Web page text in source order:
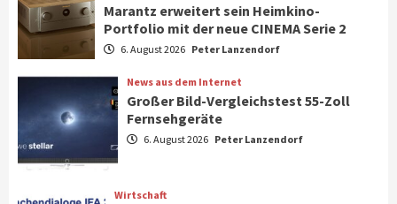
2
Phone/Pad Top Story
IFA 2026 Show Area Communication &
Connectivity
Aktuell Audio
Marantz erweitert sein Heimkino-
Portfolio mit der neue CINEMA Serie 2
Marantz erweitert sein Heimkino-
Portfolio mit der neue CINEMA Serie 2
6. August 2026 Peter Lanzendorf
News aus dem Internet
Großer Bild-Vergleichstest 55-Zoll
Fernsehgeräte
6. August 2026 Peter Lanzendorf
Wirtschaft